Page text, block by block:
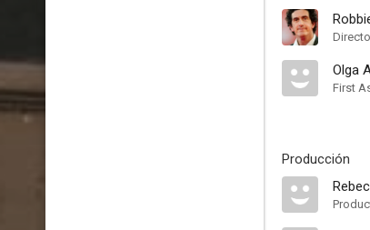
Olga
First
Producción